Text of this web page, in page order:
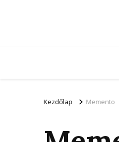
Kezdőlap Memento